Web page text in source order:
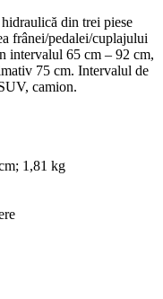
din trei piese
frânei/pedalei/cuplajului
intervalul 65 cm – 92 cm,
75 cm. Intervalul de
camion.
1,81 kg